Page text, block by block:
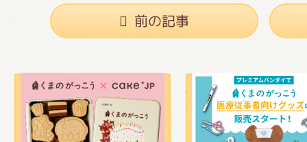
前の記事